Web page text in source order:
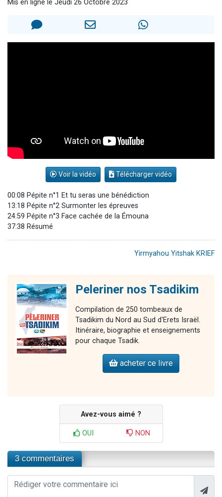
3 personnes viennent de nous rejoindre sur WhatsApp
Mis en ligne le Jeudi 26 Octobre 2023
Voir la vidéo Télécharger vidéo
00:08 Pépite n°1 Et tu seras une bénédiction
13:18 Pépite n°2 Surmonter les épreuves
24:59 Pépite n°3 Face cachée de la Émouna
37:38 Résumé
Yirmyahou Yitshak KRIEF
Peleriner nos Tsadikim
Compilation de 250 tombeaux de
Tsadikim du Nord au Sud d'Erets Israël.
Itinéraire, biographie et enseignements
pour chaque Tsadik.
acheter ce livre
Avez-vous aimé ?
OUI NON
3 commentaires